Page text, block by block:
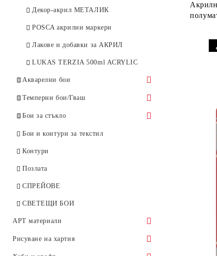
Декор-акрил МЕТАЛИК
POSCA акрилни маркери
Лакове и добавки за АКРИЛ
LUKAS TERZIA 500ml ACRYLIC
Акварелни бои
Комплекти
Цветове акварелни бои
DANIEL SMITH
Темперни бои/Гваш
Комплекти
Цветове GOUACHE TALENS
Професионална темпера
Бои за стъкло
PEBEO Vitrea 160
MAIMERI idea vetro
Контури
Бои и контури за текстил
Контури
Позлата
СПРЕЙОВЕ
СВЕТЕЩИ БОИ
АРТ материали
Платна
Рисуване на хартия